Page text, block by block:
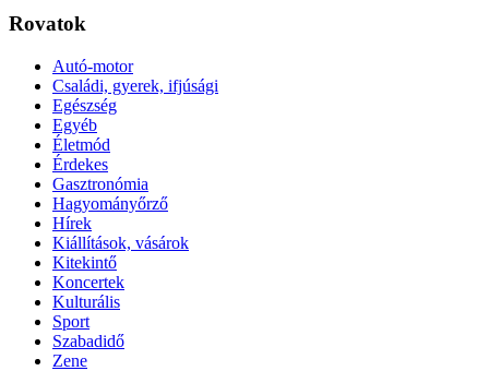
Rovatok
Autó-motor
Családi, gyerek, ifjúsági
Egészség
Egyéb
Életmód
Érdekes
Gasztronómia
Hagyományőrző
Hírek
Kiállítások, vásárok
Kitekintő
Koncertek
Kulturális
Sport
Szabadidő
Zene